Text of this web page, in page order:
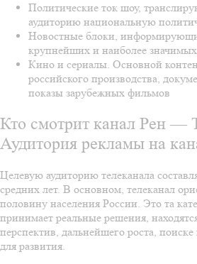
Политические ток шоу,
аудиторию национальную
Новостные блоки,
крупнейших и наиболее
Кино и сериалы. Основной
российского производства,
показы зарубежных фильмов
Кто смотрит канал Рен —
Аудитория рекламы на
Целевую аудиторию телеканала
средних лет. В основном, телеканал
половину населения России. Это та
принимает реальные решения,
перспектив, дальнейшего роста,
для развития.